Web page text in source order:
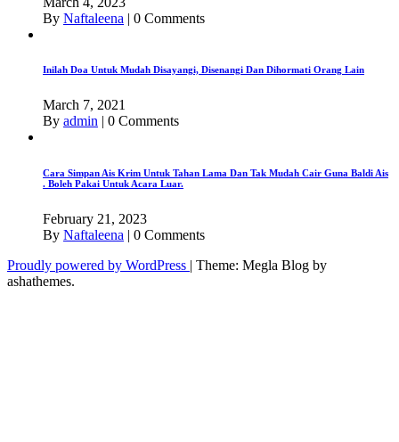
By Naftaleena | 0 Comments
Inilah Doa Untuk Mudah Disayangi, Disenangi Dan Dihormati Orang Lain
March 7, 2021
By admin | 0 Comments
Cara Simpan Ais Krim Untuk Tahan Lama Dan Tak Mudah Cair Guna Baldi Ais
. Boleh Pakai Untuk Acara Luar.
February 21, 2023
By Naftaleena | 0 Comments
Proudly powered by WordPress | Theme: Megla Blog by
ashathemes.